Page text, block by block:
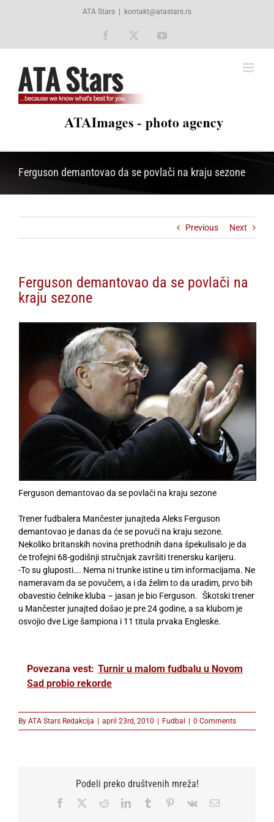
ATA Stars kontakt@atastars.rs
Facebook YouTube
Ferguson demantovao da se povlači na kraju sezone
Previous Next
Ferguson demantovao da se povlači na
kraju sezone
Ferguson demantovao da se povlači na kraju sezone
Trener fudbalera Mančester junajteda Aleks Ferguson
demantovao je danas da će se povući na kraju sezone.
Nekoliko britanskih novina prethodnih dana špekulisalo je da
će trofejni 68-godišnji stručnjak završiti trenersku karijeru.
-To su gluposti…. Nema ni trunke istine u tim informacijama. Ne
nameravam da se povučem, a i da želim to da uradim, prvo bih
obavestio čelnike kluba – jasan je bio Ferguson. Škotski trener
u Mančester junajted došao je pre 24 godine, a sa klubom je
osvojio dve Lige šampiona i 11 titula prvaka Engleske.
Povezana vest: Turnir u malom fudbalu u Novom
Sad probio rekorde
By ATA Stars Redakcija | april 23rd, 2010 | Fudbal | 0 Comments
Podeli preko društvenih mreža!
Facebook RedditLinkedInTumblr Pinterest
Vk Email